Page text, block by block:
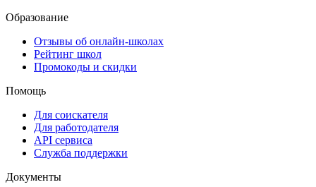
Образование
Отзывы об онлайн-школах
Рейтинг школ
Промокоды и скидки
Помощь
Для соискателя
Для работодателя
API сервиса
Служба поддержки
Документы